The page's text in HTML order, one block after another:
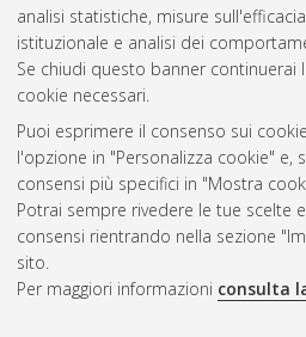
analisi statistiche, misure
istituzionale e analisi dei
Se chiudi questo banner continuerai
cookie necessari.
Puoi esprimere il consenso sui
l'opzione in "Personalizza cookie" e,
consensi più specifici in "Mostra
Potrai sempre rivedere le tue scelte
consensi rientrando nella sezione
sito.
Per maggiori informazioni consulta
Questa lista e' stata generata ilFri
Atom
Rss 1.0
Rss 2.0
ISSN: 2038-7946